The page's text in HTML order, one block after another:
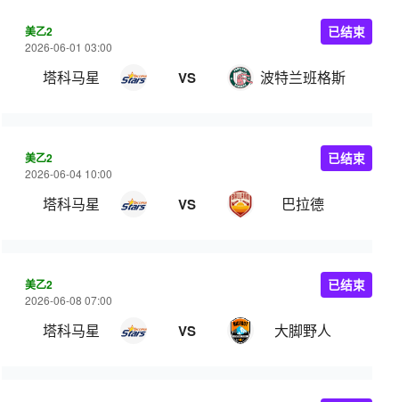
美乙2
2026-06-01 03:00
塔科马星 VS 波特兰班格斯
已结束
美乙2
2026-06-04 10:00
塔科马星 VS 巴拉德
已结束
美乙2
2026-06-08 07:00
塔科马星 VS 大脚野人
已结束